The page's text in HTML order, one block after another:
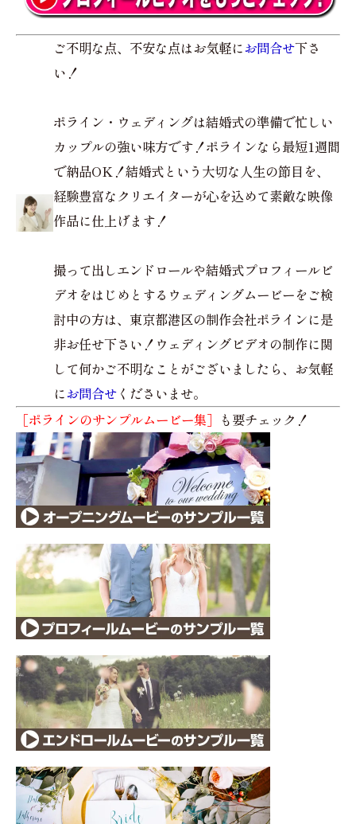
ご不明な点、不安な点はお気軽にお問合せ下さ
い！
ポライン・ウェディングは結婚式の準備で忙しい
カップルの強い味方です！ポラインなら最短1週間
で納品OK！結婚式という大切な人生の節目を、
経験豊富なクリエイターが心を込めて素敵な映像
作品に仕上げます！
撮って出しエンドロールや結婚式プロフィールビ
デオをはじめとするウェディングムービーをご検
討中の方は、東京都港区の制作会社ポラインに是
非お任せ下さい！ウェディングビデオの制作に関
して何かご不明なことがございましたら、お気軽
にお問合せ くださいませ。
［ポラインのサンプルムービー集］ も要チェック！